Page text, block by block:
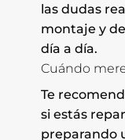
las dudas
montaje y
día a día.
Cuándo
Te
si estás
preparando